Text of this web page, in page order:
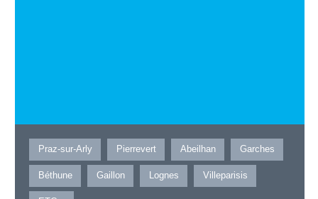
Praz-sur-Arly Pierrevert Abeilhan Garches
Béthune Gaillon Lognes Villeparisis